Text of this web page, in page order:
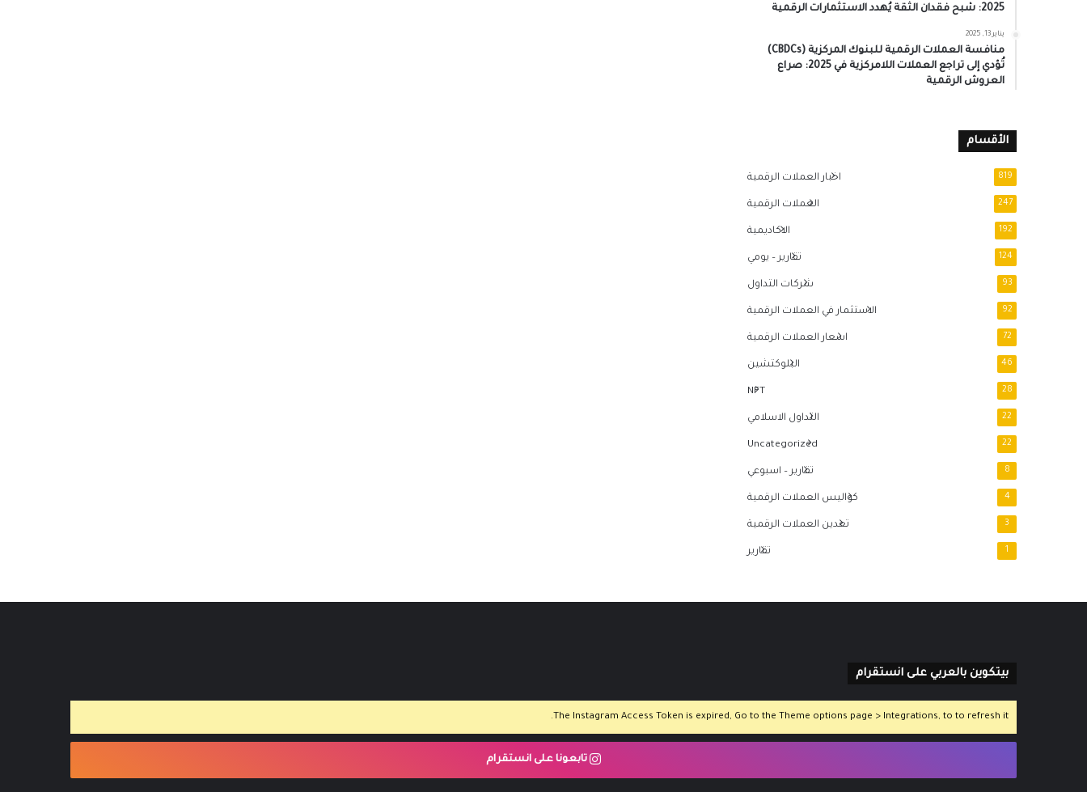
2025: شبح فقدان الثقة يُهدد الاستثمارات الرقمية
يناير 13, 2025
منافسة العملات الرقمية للبنوك المركزية (CBDCs)
تُؤدي إلى تراجع العملات اللامركزية في 2025: صراع
العروش الرقمية
الأقسام
اخبار العملات الرقمية 819
العملات الرقمية 247
الاكاديمية 192
تقارير – يومي 124
شركات التداول 93
الاستثمار في العملات الرقمية 92
اسعار العملات الرقمية 72
البلوكتشين 46
NFT 28
التداول الاسلامي 22
Uncategorized 22
تقارير – اسبوعي 8
كواليس العملات الرقمية 4
تعدين العملات الرقمية 3
تقارير 1
بيتكوين بالعربي على انستقرام
The Instagram Access Token is expired, Go to the Theme options page > Integrations, to to refresh it.
تابعونا على انستقرام